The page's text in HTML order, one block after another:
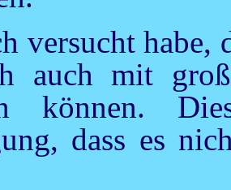
versucht habe,
auch mit
können.
dass es